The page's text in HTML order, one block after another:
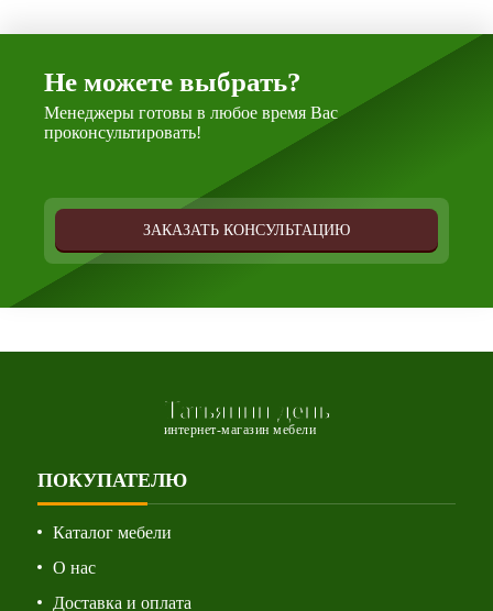
Не можете выбрать?
Менеджеры готовы в любое время Вас
проконсультировать!
ЗАКАЗАТЬ КОНСУЛЬТАЦИЮ
Татьянин день
интернет-магазин мебели
ПОКУПАТЕЛЮ
Каталог мебели
О нас
Доставка и оплата